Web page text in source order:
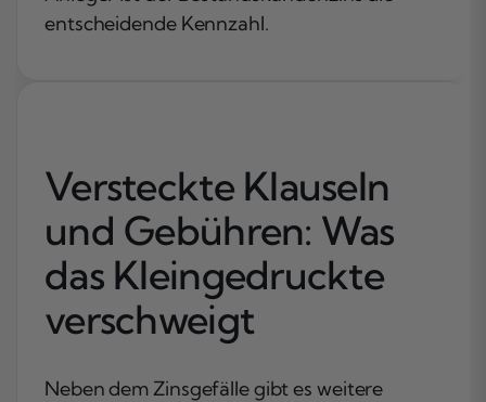
entscheidende Kennzahl.
Versteckte Klauseln
und Gebühren: Was
das Kleingedruckte
verschweigt
Neben dem Zinsgefälle gibt es weitere